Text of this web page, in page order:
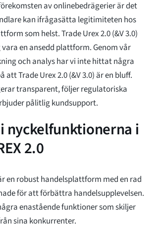
av onlinebedrägerier är det
kan ifrågasätta legitimiteten hos
som helst. Trade Urex 2.0 (&V 3.0)
en ansedd plattform. Genom vår
och analys har vi inte hittat några
att Trade Urex 2.0 (&V 3.0) är en bluff.
transparent, följer regulatoriska
pålitlig kundsupport.
nyckelfunktionerna i
2.0
är en robust handelsplattform med en rad
för att förbättra handelsupplevelsen.
enastående funktioner som skiljer
sina konkurrenter.